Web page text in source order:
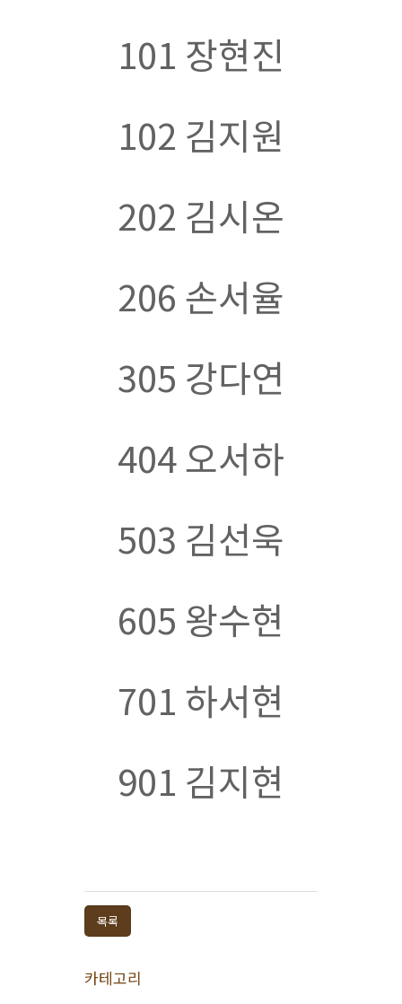
101 장현진
102 김지원
202 김시온
206 손서율
305 강다연
404오서하
503 김선욱
605 왕수현
701 하서현
901 김지현
목록
카테고리